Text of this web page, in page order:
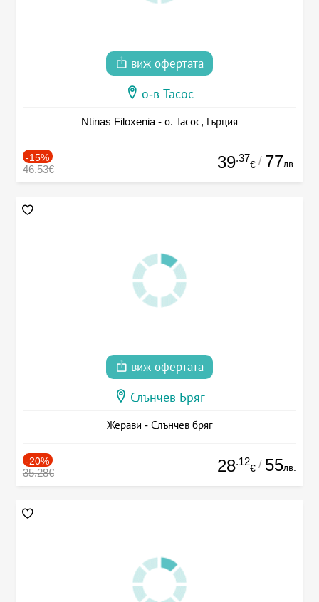
виж офертата
о-в Тасос
Ntinas Filoxenia - о. Тасос, Гърция
-15%
46.53€ 39.37
€ / 77лв.
виж офертата
Слънчев Бряг
Жерави - Слънчев бряг
-20%
35.28€ 28.12
€ / 55лв.